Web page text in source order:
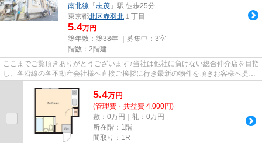
南北線 「 志茂 」駅 徒歩25分
東京都北区赤羽北 １丁目
5.4万円
築年数：築38年 ｜募集中： 3室
階数：2階建
ここまでご覧頂きありがとうございます♪当社は他社に負けない総合仲介店を目指
し、各沿線の各不動産会社様へ直接ご挨拶に行き最新の物件を頂きお客様へ提供
5.4万円
(管理費・共益費 4,000円)
敷：0万円｜礼：0万円
所在階：1階
間取り：1R